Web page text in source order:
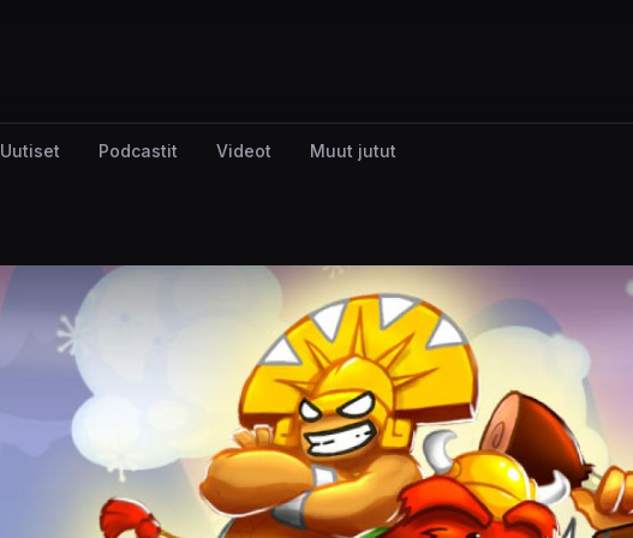
Uutiset Podcastit Videot Muut jutut